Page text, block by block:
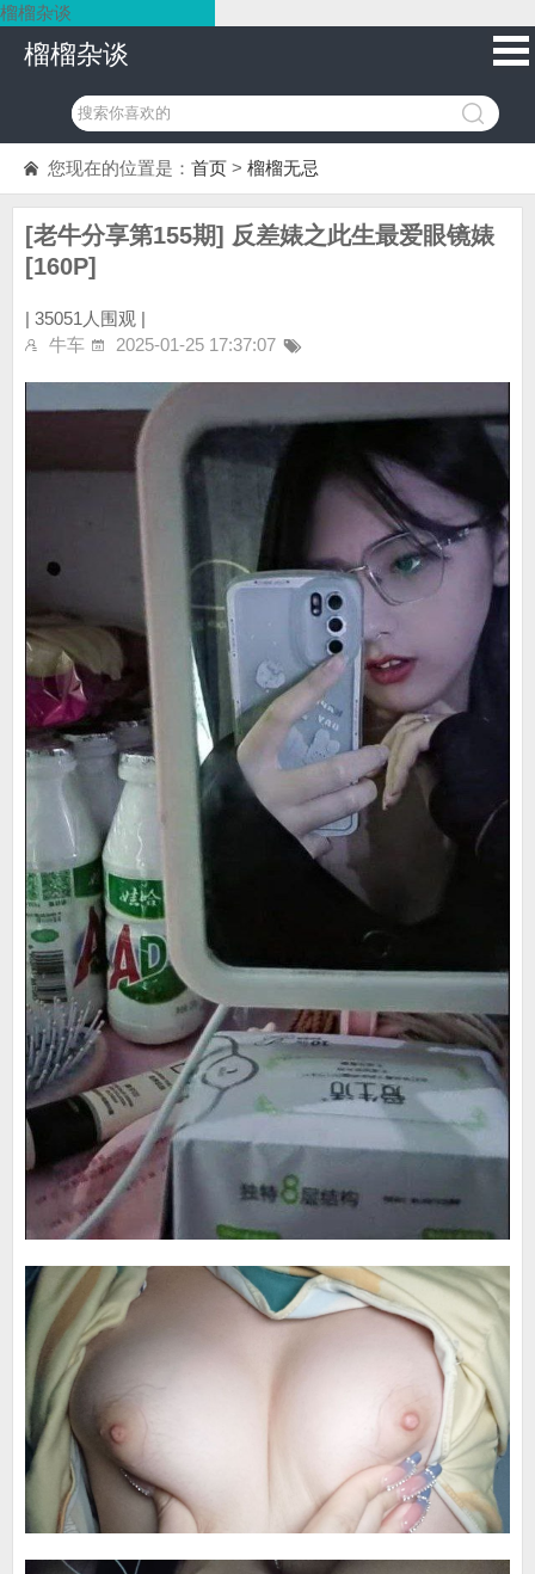
榴榴杂谈
榴榴杂谈
您现在的位置是： 首页 > 榴榴无忌
[老牛分享第155期] 反差婊之此生最爱眼镜婊
[160P]
| 35051人围观 |
牛车
2025-01-25 17:37:07